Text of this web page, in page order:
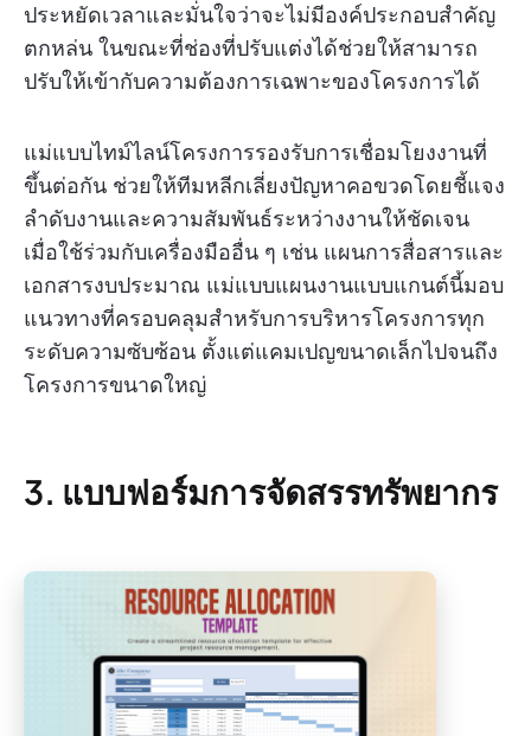
ประหยัดเวลาและมั่นใจว่าจะไม่มีองค์ประกอบสำคัญ
ตกหล่น ในขณะที่ช่องที่ปรับแต่งได้ช่วยให้สามารถ
ปรับให้เข้ากับความต้องการเฉพาะของโครงการได้
แม่แบบไทม์ไลน์โครงการรองรับการเชื่อมโยงงานที่
ขึ้นต่อกัน ช่วยให้ทีมหลีกเลี่ยงปัญหาคอขวดโดยชี้แจง
ลำดับงานและความสัมพันธ์ระหว่างงานให้ชัดเจน
เมื่อใช้ร่วมกับเครื่องมืออื่น ๆ เช่น แผนการสื่อสารและ
เอกสารงบประมาณ แม่แบบแผนงานแบบแกนต์นี้มอบ
แนวทางที่ครอบคลุมสำหรับการบริหารโครงการทุก
ระดับความซับซ้อน ตั้งแต่แคมเปญขนาดเล็กไปจนถึง
โครงการขนาดใหญ่
3. แบบฟอร์มการจัดสรรทรัพยากร